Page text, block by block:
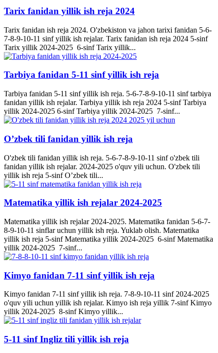
Tarix fanidan yillik ish reja 2024
Tarix fanidan ish reja 2024. O'zbekiston va jahon tarixi fanidan 5-6-
7-8-9-10-11 sinf yillik ish rejalar. Tarix fanidan ish reja 2024 5-sinf
Tarix yillik 2024-2025 6-sinf Tarix yillik...
Tarbiya fanidan 5-11 sinf yillik ish reja
Tarbiya fanidan 5-11 sinf yillik ish reja. 5-6-7-8-9-10-11 sinf tarbiya
fanidan yillik ish rejalar. Tarbiya yillik ish reja 2024 5-sinf Tarbiya
yillik 2024-2025 6-sinf Tarbiya yillik 2024-2025 7-sinf...
O’zbek tili fanidan yillik ish reja
O'zbek tili fanidan yillik ish reja. 5-6-7-8-9-10-11 sinf o'zbek tili
fanidan yillik ish rejalar. 2024-2025 o'quv yili uchun. O'zbek tili
yillik ish reja 5-sinf O’zbek tili...
Matematika yillik ish rejalar 2024-2025
Matematika yillik ish rejalar 2024-2025. Matematika fanidan 5-6-7-
8-9-10-11 sinflar uchun yillik ish reja. Yuklab olish. Matematika
yillik ish reja 5-sinf Matematika yillik 2024-2025 6-sinf Matematika
yillik 2024-2025 7-sinf...
Kimyo fanidan 7-11 sinf yillik ish reja
Kimyo fanidan 7-11 sinf yillik ish reja. 7-8-9-10-11 sinf 2024-2025
o'quv yili uchun yillik ish rejalar. Kimyo ish reja yillik 7-sinf Kimyo
yillik 2024-2025 8-sinf Kimyo yillik...
5-11 sinf Ingliz tili yillik ish reja